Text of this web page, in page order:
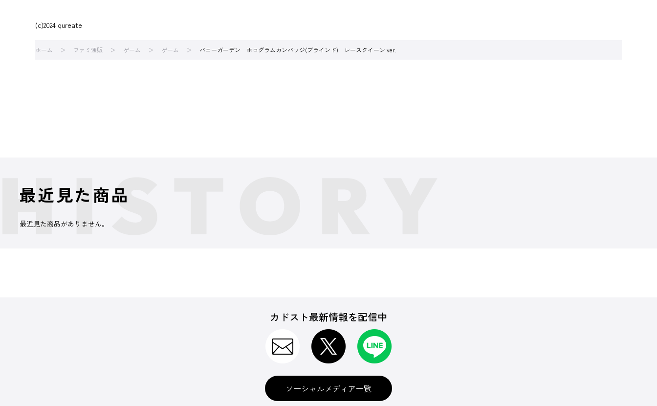
(c)2024 qureate
ホーム ファミ通販 ゲーム ゲーム バニーガーデン ホログラムカンバッジ(ブラインド) レースクイーン ver.
最近見た商品
最近見た商品がありません。
カドスト最新情報を配信中
ソーシャルメディア一覧